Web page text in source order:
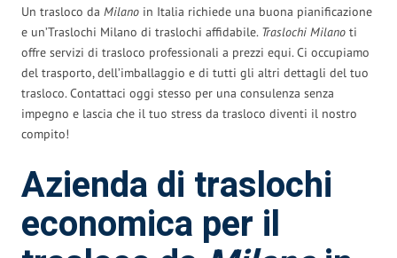
Un trasloco da Milano in Italia richiede una buona pianificazione
e un’Traslochi Milano di traslochi affidabile. Traslochi Milano ti
offre servizi di trasloco professionali a prezzi equi. Ci occupiamo
del trasporto, dell’imballaggio e di tutti gli altri dettagli del tuo
trasloco. Contattaci oggi stesso per una consulenza senza
impegno e lascia che il tuo stress da trasloco diventi il nostro
compito!
Azienda di traslochi
economica per il